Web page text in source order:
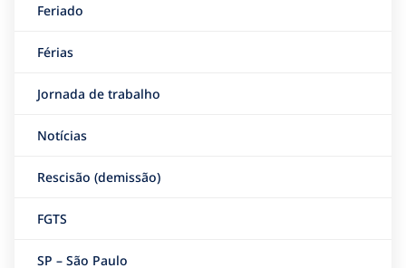
Feriado
Férias
Jornada de trabalho
Notícias
Rescisão (demissão)
FGTS
SP – São Paulo